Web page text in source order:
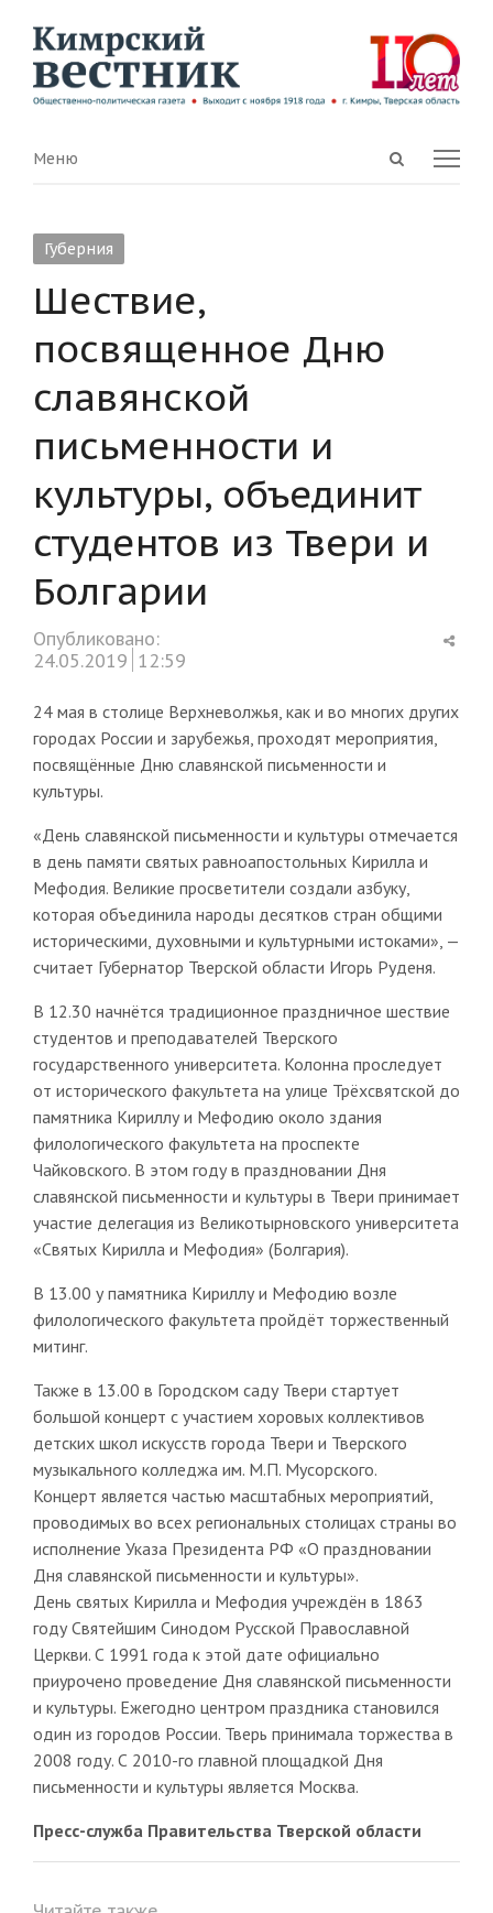
Open
Menu
Меню
Губерния
Шествие,
посвященное Дню
славянской
письменности и
культуры, объединит
студентов из Твери и
Болгарии
Опубликовано:
24.05.2019 12:59
24 мая в столице Верхневолжья, как и во многих других
городах России и зарубежья, проходят мероприятия,
посвящённые Дню славянской письменности и
культуры.
«День славянской письменности и культуры отмечается
в день памяти святых равноапостольных Кирилла и
Мефодия. Великие просветители создали азбуку,
которая объединила народы десятков стран общими
историческими, духовными и культурными истоками», —
считает Губернатор Тверской области Игорь Руденя.
В 12.30 начнётся традиционное праздничное шествие
студентов и преподавателей Тверского
государственного университета. Колонна проследует
от исторического факультета на улице Трёхсвятской до
памятника Кириллу и Мефодию около здания
филологического факультета на проспекте
Чайковского. В этом году в праздновании Дня
славянской письменности и культуры в Твери принимает
участие делегация из Великотырновского университета
«Святых Кирилла и Мефодия» (Болгария).
В 13.00 у памятника Кириллу и Мефодию возле
филологического факультета пройдёт торжественный
митинг.
Также в 13.00 в Городском саду Твери стартует
большой концерт с участием хоровых коллективов
детских школ искусств города Твери и Тверского
музыкального колледжа им. М.П. Мусорского.
Концерт является частью масштабных мероприятий,
проводимых во всех региональных столицах страны во
исполнение Указа Президента РФ «О праздновании
Дня славянской письменности и культуры».
День святых Кирилла и Мефодия учреждён в 1863
году Святейшим Синодом Русской Православной
Церкви. С 1991 года к этой дате официально
приурочено проведение Дня славянской письменности
и культуры. Ежегодно центром праздника становился
один из городов России. Тверь принимала торжества в
2008 году. С 2010-го главной площадкой Дня
письменности и культуры является Москва.
Пресс-служба Правительства Тверской области